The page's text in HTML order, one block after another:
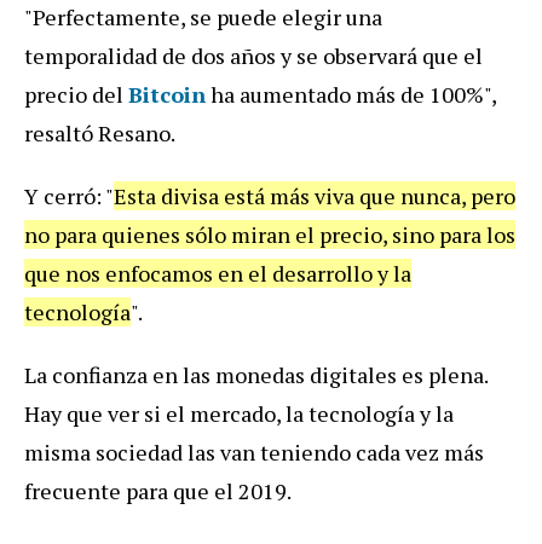
"Perfectamente, se puede elegir una
temporalidad de dos años y se observará que el
precio del Bitcoinha aumentado más de 100%",
resaltó Resano.
Y cerró: "Esta divisa está más viva que nunca, pero
no para quienes sólo miran el precio, sino para los
que nos enfocamos en el desarrollo y la
tecnología".
La confianza en las monedas digitales es plena.
Hay que ver si el mercado, la tecnología y la
misma sociedad las van teniendo cada vez más
frecuente para que el 2019.